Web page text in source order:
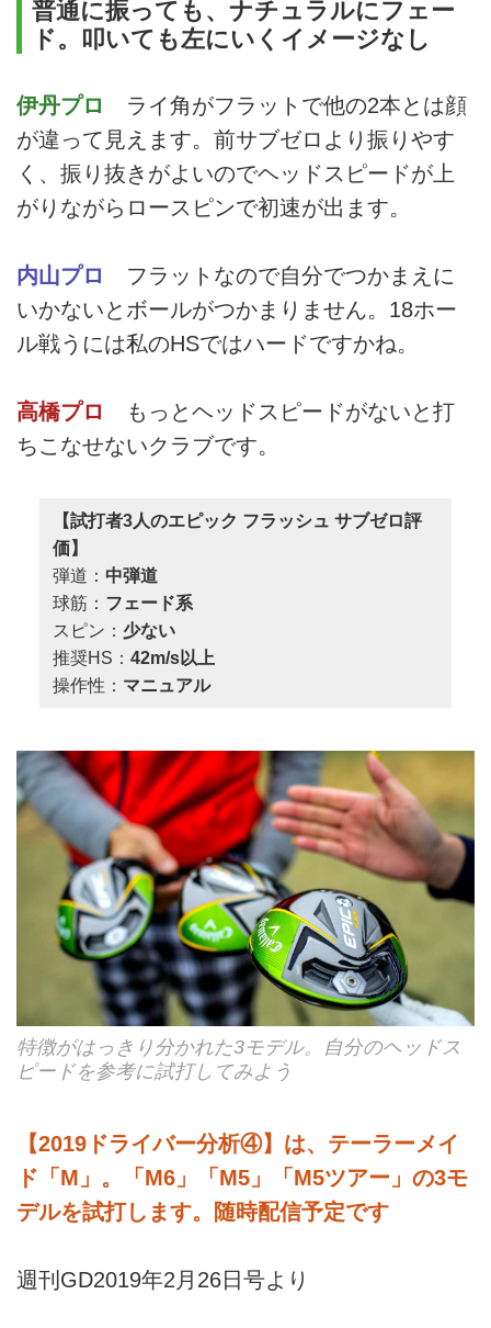
普通に振っても、ナチュラルにフェー
ド。叩いても左にいくイメージなし
伊丹プロ
ライ角がフラットで他の2本とは顔
が違って見えます。前サブゼロより振りやす
く、振り抜きがよいのでヘッドスピードが上
がりながらロースピンで初速が出ます。
内山プロ
フラットなので自分でつかまえに
いかないとボールがつかまりません。18ホー
ル戦うには私のHSではハードですかね。
高橋プロ
もっとヘッドスピードがないと打
ちこなせないクラブです。
【試打者3人のエピック フラッシュ サブゼロ評
価】
弾道： 中弾道
球筋： フェード系
スピン： 少ない
推奨HS： 42m/s以上
操作性： マニュアル
特徴がはっきり分かれた3モデル。自分のヘッドス
ピードを参考に試打してみよう
【2019ドライバー分析④】は、テーラーメイ
ド「M」。「M6」「M5」「M5ツアー」の3モ
デルを試打します。随時配信予定です
週刊GD2019年2月26日号より